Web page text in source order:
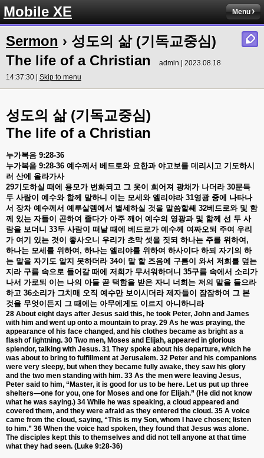
Mobile XE Menu
Sermon › 성도의 삶 (기독교중심)
The life of a Christian
admin | 2023.08.18
14:37:30 | Skip to menu
성도의 삶 (기독교중심)
The life of a Christian
누가복음 9:28-36
누가복음 9:28-36 예수께서 베드로와 요한과 야고보를 데리시고 기도하시
러 산에 올라가사
29기도하실 때에 용모가 변화되고 그 옷이 희어져 광채가 나더라30문득
두 사람이 예수와 함께 말하니 이는 모세와 엘리야라31영광 중에 나타나
서 장차 예수께서 예루살렘에서 별세하실 것을 말씀할쌔 32베드로와 및 함
께 있는 자들이 곤하여 졸다가 아주 깨어 예수의 영광과 및 함께 선 두 사
람을 보더니 33두 사람이 떠날 때에 베드로가 예수께 여짜오되 주여 우리
가 여기 있는 것이 좋사오니 우리가 초막 셋을 짓되 하나는 주를 위하여 ,
하나는 모세를 위하여 , 하나는 엘리야를 위하여 하사이다 하되 자기의 하
는 말을 자기도 알지 못하더라34이 말 할 즈음에 구름이 와서 저희를 덮는
지라 구름 속으로 들어갈 때에 저희가 무서워하더니 35구름 속에서 소리가
나서 가로되 이는 나의 아들 곧 택함을 받은 자니 너희는 저의 말을 들으라
하고 36소리가 그치매 오직 예수만 보이시더라 제자들이 잠잠하여 그 본
것을 무엇이든지 그 때에는 아무에게도 이르지 아니하니라
28 About eight days after Jesus said this, he took Peter, John and James
with him and went up onto a mountain to pray. 29 As he was praying, the
appearance of his face changed, and his clothes became as bright as a
flash of lightning. 30 Two men, Moses and Elijah, appeared in glorious
splendor, talking with Jesus. 31 They spoke about his departure, which he
was about to bring to fulfillment at Jerusalem. 32 Peter and his companions
were very sleepy, but when they became fully awake, they saw his glory
and the two men standing with him. 33 As the men were leaving Jesus,
Peter said to him, “Master, it is good for us to be here. Let us put up three
shelters—one for you, one for Moses and one for Elijah.” (He did not know
what he was saying.) 34 While he was speaking, a cloud appeared and
covered them, and they were afraid as they entered the cloud. 35 A voice
came from the cloud, saying, “This is my Son, whom I have chosen; listen
to him.” 36 When the voice had spoken, they found that Jesus was alone.
The disciples kept this to themselves and did not tell anyone at that time
what they had seen. (Luke 9:28-36)